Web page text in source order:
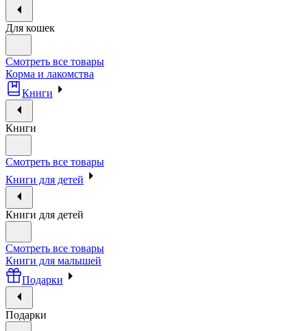
Для кошек
Смотреть все товары
Корма и лакомства
Книги
Книги
Смотреть все товары
Книги для детей
Книги для детей
Смотреть все товары
Книги для малышей
Подарки
Подарки